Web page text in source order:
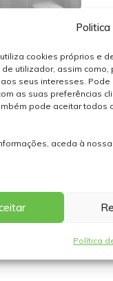
Politica
cookies próprios e
de utilizador, assim
seus interesses. Pode
as suas preferências
pode aceitar todos
aceda à nossa
Política
e o